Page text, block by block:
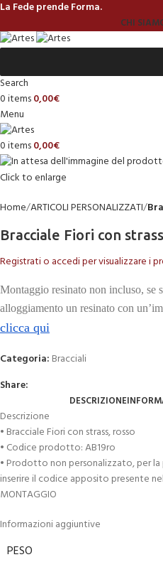
La Fede prende Forma.
CHI
Search
0items0,00€
Menu
0items0,00€
Click to enlarge
Home ARTICOLI PERSONALIZZATI
Bracciale Fiori con
Registrati o accedi per visualizzare i
Montaggio resinato non incluso, se
alloggiamento un resinato con
clicca qui
Categoria: Bracciali
Share:
DESCRIZIONE
Descrizione
• Bracciale Fiori con strass, rosso
• Codice prodotto: AB19ro
• Prodotto non personalizzato, per
inserire il codice apposito presente
MONTAGGIO
Informazioni aggiuntive
PESO